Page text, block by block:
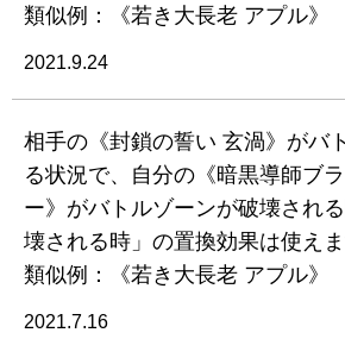
類似例：《若き大長老 アプル》
2021.9.24
相手の《封鎖の誓い 玄渦》がバ
る状況で、自分の《暗黒導師ブ
ー》がバトルゾーンが破壊され
壊される時」の置換効果は使え
類似例：《若き大長老 アプル》
2021.7.16